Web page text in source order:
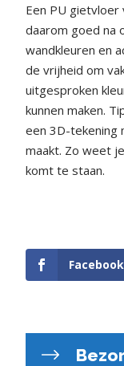
Een PU
daarom goed na
wandkleuren en
de vrijheid om
uitgesproken
kunnen maken.
een 3D-tekening
maakt. Zo weet
komt te staan.
Facebook